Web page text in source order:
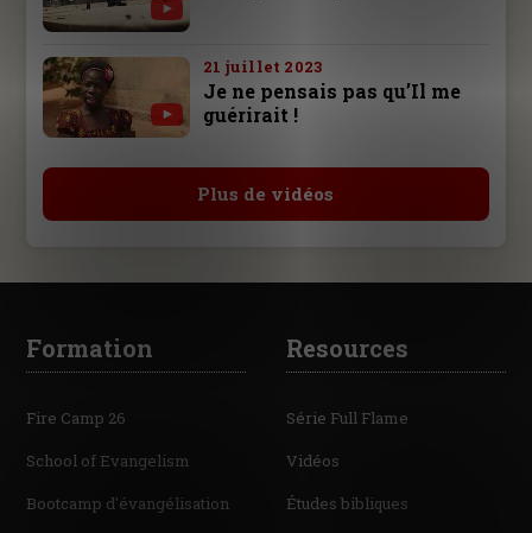
21 juillet 2023
Je ne pensais pas qu’Il me
guérirait !
Plus de vidéos
Formation
Fire Camp 26
School of Evangelism
Bootcamp d'évangélisation
Resources
Série Full Flame
Vidéos
Études bibliques